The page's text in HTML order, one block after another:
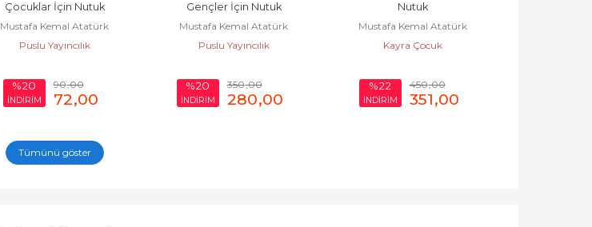
Gençler İçin Nutuk
Mustafa Kemal Atatürk
Puslu Yayıncılık
%20
İNDİRİM
350,00
280,00
Nutuk
Mustafa Kemal Atatürk
Kayra Çocuk
%22
İNDİRİM
450,00
351,00
Gençler İçin Nutuk
Mustafa Kemal Atatürk
Kayra Kültür
%22
İNDİRİM
250,00
195,00
Tümünü göster